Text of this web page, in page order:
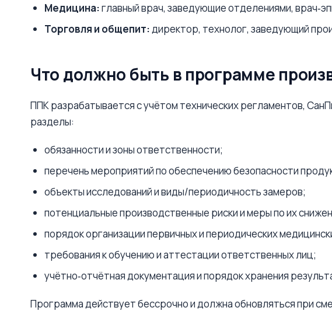
Медицина:главный врач, заведующие отделениями,
Торговля и общепит:директор, технолог, заведующий
Что должно быть в программе
ППК разрабатывается с учётом технических регламентов,
разделы:
обязанности и зоны ответственности;
перечень мероприятий по обеспечению безопасности
объекты исследований и виды/периодичность замеров;
потенциальные производственные риски и меры по их
порядок организации первичных и периодических
требования к обучению и аттестации ответственных лиц;
учётно‑отчётная документация и порядок хранения
Программа действует бессрочно и должна обновляться при